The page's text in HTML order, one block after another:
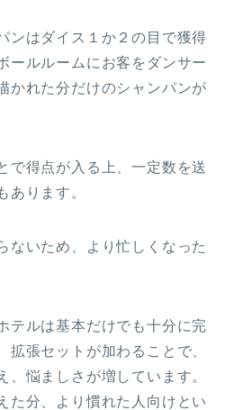
ンはダイス１か２の目で獲得
ールルームにお客をダンサー
かれた分だけのシャンパンが
で得点が入る上、一定数を送
あります。
ないため、より忙しくなった
テルは基本だけでも十分に完
拡張セットが加わることで、
、悩ましさが増しています。
た分、より慣れた人向けとい